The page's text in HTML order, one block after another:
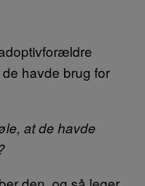
havde brug for
at de havde